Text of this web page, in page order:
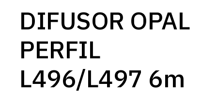
DIFUSOR OPAL
PERFIL
L496/L497 6m